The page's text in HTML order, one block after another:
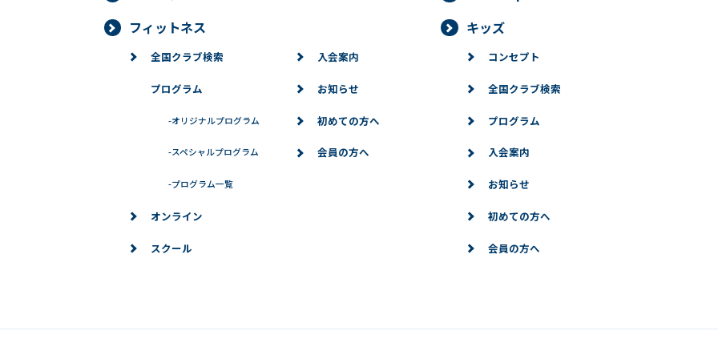
フィットネス
全国クラブ検索
プログラム
-オリジナルプログラム
-スペシャルプログラム
-プログラム一覧
オンライン
スクール
入会案内
お知らせ
初めての方へ
会員の方へ
キッズ
コンセプト
全国クラブ検索
プログラム
入会案内
お知らせ
初めての方へ
会員の方へ